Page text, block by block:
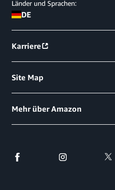
Länder und Sprachen:
DE
Karriere
Site Map
Mehr über Amazon